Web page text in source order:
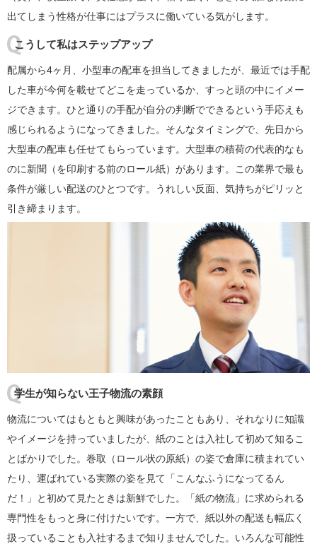
出てしまう性格が仕事にはプラスに働いている気がします。
こうして私はステップアップ
配属から4ヶ月、小型車の配車を担当してきましたが、最近では手配
した車が今何を載せてどこを走っているか、すっと頭の中にイメー
ジできます。ひと通りの手配が自分の判断でできるという手応えも
感じられるようになってきました。そんなタイミングで、先日から
大型車の配車も任せてもらっています。大型車の積荷の代表的なも
のに新聞（を印刷する前のロール紙）があります。この業界で最も
条件が厳しい配送のひとつです。うれしい反面、気持ちがピリッと
引き締まります。
学生が知らない王子物流の素顔
物流についてはもともと興味があったこともあり、それなりに知識
やイメージを持っていましたが、紙のことは入社して初めて知るこ
とばかりでした。巻取（ロール状の原紙）の姿で倉庫に積まれてい
たり、運ばれている実際の姿を見て「こんなふうになってるん
だ！」と初めて見たときは新鮮でした。「紙の物流」に求められる
専門性をもっと身に付けたいです。一方で、紙以外の配送も幅広く
扱っていることも入社するまで知りませんでした。いろんな可能性